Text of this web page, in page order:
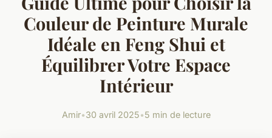
Couleur de Peinture Murale
Idéale en Feng Shui et
Équilibrer Votre Espace
Intérieur
Amir•30 avril 2025•5 min de lecture